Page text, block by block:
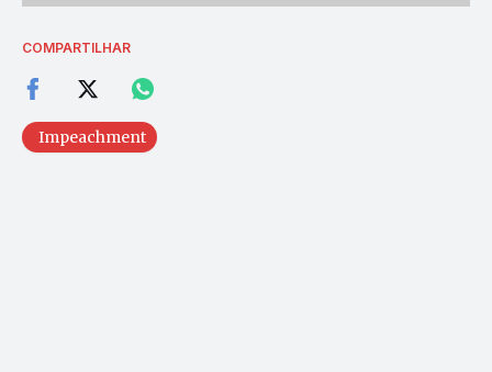
COMPARTILHAR
Impeachment